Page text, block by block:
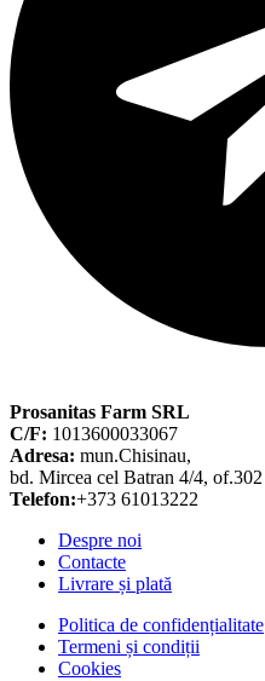
Prosanitas Farm SRL
C/F: 1013600033067
Adresa: mun.Chisinau,
bd. Mircea cel Batran 4/4, of.302
Telefon:+373 61013222
Despre noi
Contacte
Livrare și plată
Politica de confidențialitate
Termeni și condiții
Cookies